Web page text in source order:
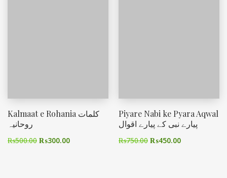
Kalmaat e Rohania کلمات
روحانیہ
₨500.00 ₨300.00
Piyare Nabi ke Pyara Aqwal
پیارے نبی کے پیارے اقوال
₨750.00 ₨450.00